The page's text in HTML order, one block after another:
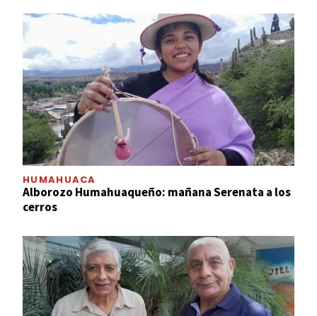
HUMAHUACA
Alborozo Humahuaqueño: mañana Serenata a los
cerros